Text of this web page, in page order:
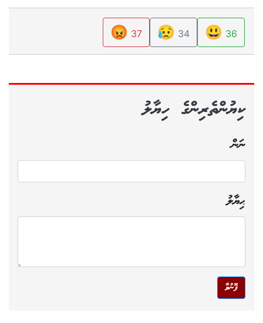
36
😃
34
😥
37
😡
ކިޔުންތެރިންގެ ހިޔާލު
ނަން
ޙިޔާލު
ފޮނުވާ